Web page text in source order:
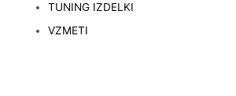
TUNING IZDELKI
VZMETI